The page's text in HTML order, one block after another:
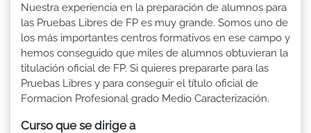
Nuestra experiencia en la preparación de alumnos para
las Pruebas Libres de FP es muy grande. Somos uno de
los más importantes centros formativos en ese campo y
hemos conseguido que miles de alumnos obtuvieran la
titulación oficial de FP. Si quieres prepararte para las
Pruebas Libres y para conseguir el título oficial de
Formacion Profesional grado Medio Caracterización.
Curso que se dirige a